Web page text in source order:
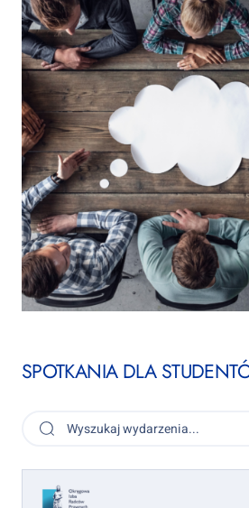
SPOTKANIA DLA
Wyszukaj
wydarzenia…